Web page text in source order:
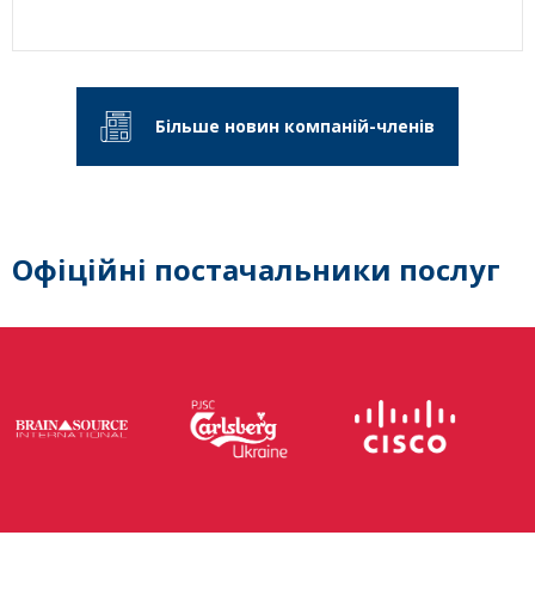
Більше новин компаній-членів
Офіційні постачальники послуг